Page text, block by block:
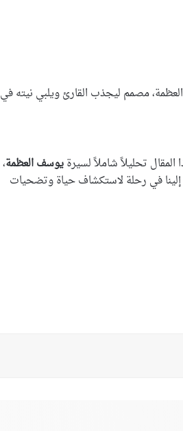
مصمم ليجذب القارئ ويلبي نيته في
تحليلاً شاملاً لسيرةيوسف العظمة،
في رحلة لاستكشاف حياة وتضحيات